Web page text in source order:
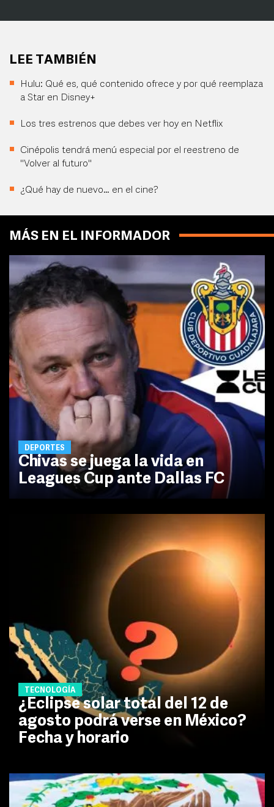
LEE TAMBIÉN
Hulu: Qué es, qué contenido ofrece y por qué reemplaza
a Star en Disney+
Los tres estrenos que debes ver hoy en Netflix
Cinépolis tendrá menú especial por el reestreno de
"Volver al futuro"
¿Qué hay de nuevo… en el cine?
MÁS EN EL INFORMADOR
DEPORTES
Chivas se juega la vida en
Leagues Cup ante Dallas FC
TECNOLOGÍA
¿Eclipse solar total del 12 de
agosto podrá verse en México?
Fecha y horario